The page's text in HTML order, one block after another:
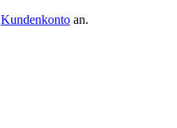
Kundenkonto an.